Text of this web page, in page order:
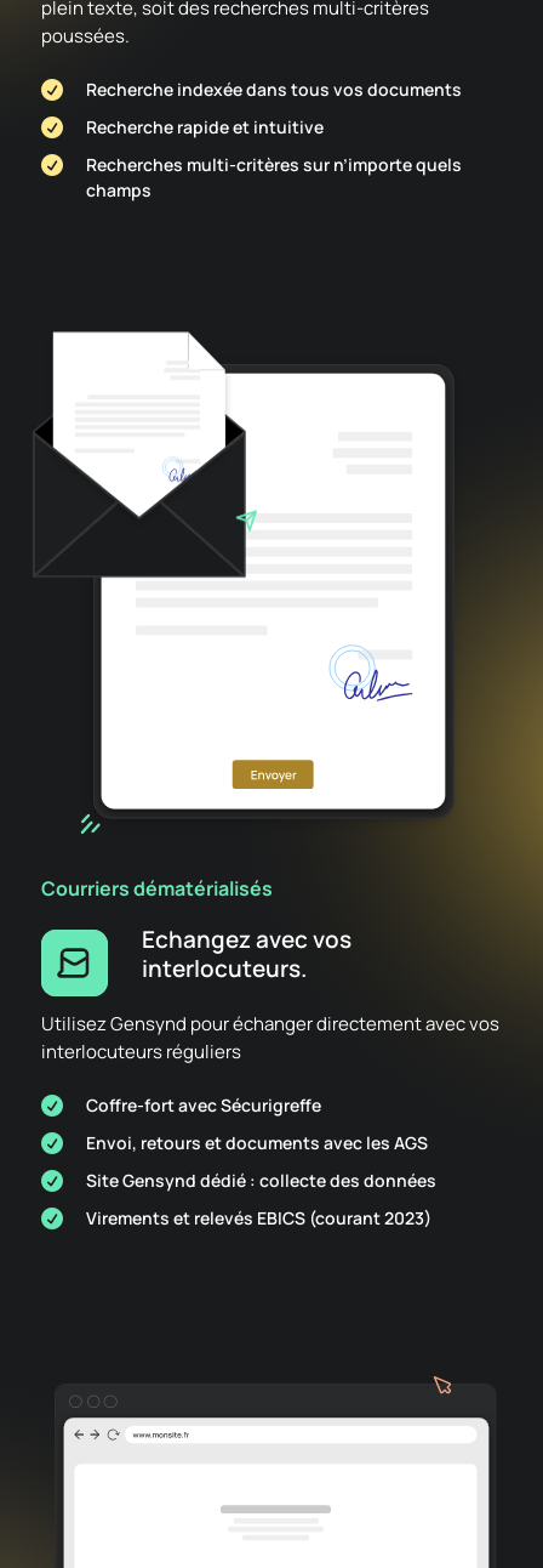
plein texte, soit des recherches multi-critères
poussées.
 Recherche indexée dans tous vos documents
 Recherche rapide et intuitive

Recherches multi-critères sur n’importe quels
champs
Courriers dématérialisés
Echangez avec vos
interlocuteurs.
Utilisez Gensynd pour échanger directement avec vos
interlocuteurs réguliers
 Coffre-fort avec Sécurigreffe
 Envoi, retours et documents avec les AGS
 Site Gensynd dédié : collecte des données
 Virements et relevés EBICS (courant 2023)